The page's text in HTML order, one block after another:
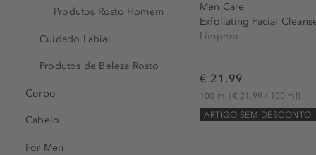
Produtos Rosto Homem
Cuidado Labial
Produtos de Beleza Rosto
Corpo
Cabelo
For Men
Men Care
Exfoliating Facial
Limpeza
€ 21,99
100 ml(€ 21,99 / 100 ml)
ARTIGO SEM DESCONTO